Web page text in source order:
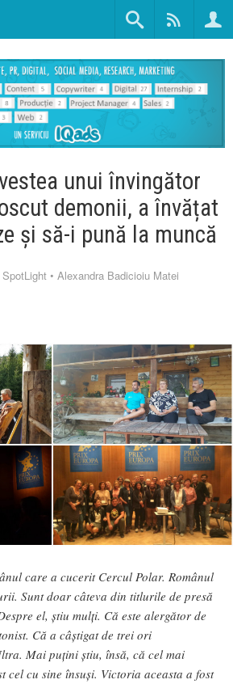
unui învingător
demonii, a învățat
și să-i pună la muncă
SpotLight • Alexandra Badicioiu Matei
care a cucerit Cercul Polar. Românul
Sunt doar câteva din titlurile de presă
el, știu mulți. Că este alergător de
Că a câștigat de trei ori
Mai puțini știu, însă, că cel mai
cel cu sine însuși. Victoria aceasta a fost